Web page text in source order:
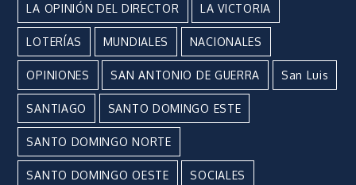
LA OPINIÓN DEL DIRECTOR LA VICTORIA
LOTERÍAS MUNDIALES NACIONALES
OPINIONES SAN ANTONIO DE GUERRA San Luis
SANTIAGO SANTO DOMINGO ESTE
SANTO DOMINGO NORTE
SANTO DOMINGO OESTE SOCIALES